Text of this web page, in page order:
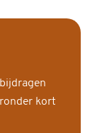
kort